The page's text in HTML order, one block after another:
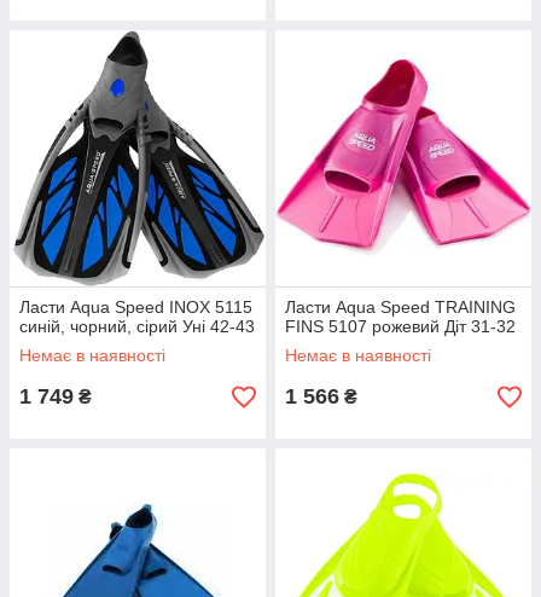
Ласти Aqua Speed ​​INOX 5115
синій, чорний, сірий Уні 42-43
Немає в наявності
1 749 ₴
Ласти Aqua Speed ​​TRAINING
FINS 5107 рожевий Діт 31-32
Немає в наявності
1 566 ₴